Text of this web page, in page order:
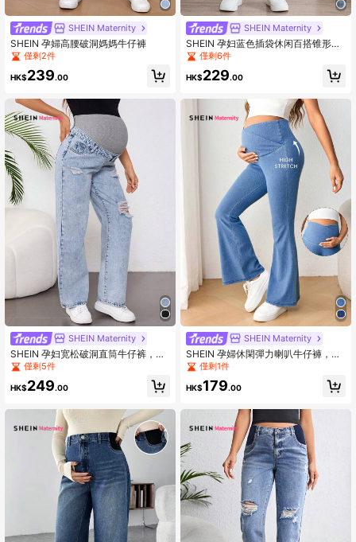
SHEIN Maternity
SHEIN 孕婦高腰破洞媽媽牛仔褲
僅剩2件
HK$239.00
SHEIN Maternity
SHEIN 孕妇宽松破洞直筒牛仔裤，蓝
色 僅剩5件
HK$249.00
SHEIN Maternity
SHEIN 孕妇蓝色插袋休闲百搭锥形卷
边牛仔裤，夏季女装，适合派对、假
也适合春夏度假海滩穿搭，母亲节礼
僅剩6件
HK$229.00
SHEIN Maternity
SHEIN 孕婦休閑彈力喇叭牛仔褲，藍
色 僅剩1件
HK$179.00